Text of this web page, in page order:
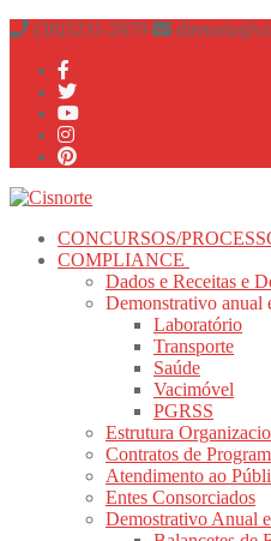
Pular
conteúdo
Menu
fechado
(38)3231-2979
CONCURSOS/
COMPLIANCE
Dados e Receitas e
Demonstrativo anual
Laboratório
Transporte
Saúde
Vacimóvel
PGRSS
Estrutura
Contratos de
Atendimento ao
Entes Consorciados
Demostrativo Anual